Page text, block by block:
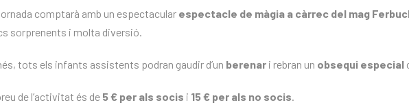
comptarà amb un espectacular espectacle de màgia a càrrec del mag
sorprenents i molta diversió.
tots els infants assistents podran gaudir d’un berenar i rebran un obsequi especial
de l’activitat és de 5 € per als socis i 15 € per als no socis.